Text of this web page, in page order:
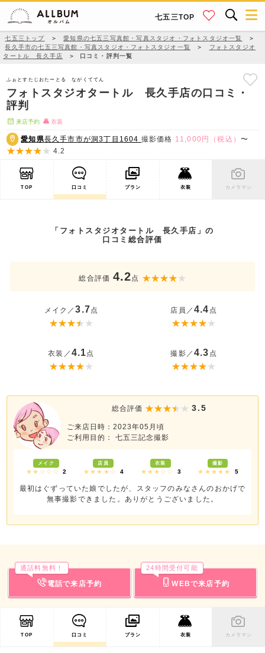
七五三TOP
七五三トップ ＞ 愛知県の七五三写真館・写真スタジオ・フォトスタジオ一覧
＞
長久手市の七五三写真館・写真スタジオ・フォトスタジオ一覧
＞
フォトスタジオ
タートル 長久手店
＞ 口コミ・評判一覧
ふぉとすたじおたーとる ながくててん
フォトスタジオタートル 長久手店の口コミ・
評判
来店予約 衣装
愛知県長久手市市が洞3丁目1604 撮影価格 11,000円（税込）〜
4.2
TOP 口コミ プラン 衣装 カメラマン
「フォトスタジオタートル 長久手店」の
口コミ総合評価
総合評価 4.2点
メイク／3.7点 店員／ 4.4 点
衣装／ 4.1点 撮影／ 4.3 点
総合評価 3.5
ご来店日時：2023年05月頃
ご利用目的： 七五三記念撮影
メイク
★★☆☆☆ 2
店員
★★★★☆ 4
衣装
★★★☆☆ 3
撮影
★★★★★ 5
最初はぐずっていた娘でしたが、スタッフのみなさんのおかげで
無事撮影できました。ありがとうございました。
電話で来店予約
通話料無料！
WEBで来店予約
24時間受付可能
TOP 口コミ プラン 衣装 カメラマン